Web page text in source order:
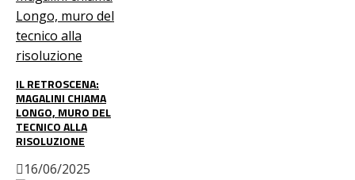
IL RETROSCENA:
MAGALINI CHIAMA
LONGO, MURO DEL
TECNICO ALLA
RISOLUZIONE
16/06/2025